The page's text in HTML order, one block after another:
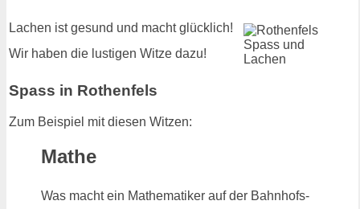
Lachen ist gesund und macht glücklich!
Wir haben die lustigen Witze dazu!
Spass in Rothenfels
Zum Beispiel mit diesen Witzen:
Mathe
Was macht ein Mathematiker auf der Bahnhofs-